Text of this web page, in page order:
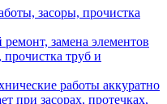
засоры, прочистка
замена элементов
прочистка труб и
работы аккуратно
при засорах, протечках,